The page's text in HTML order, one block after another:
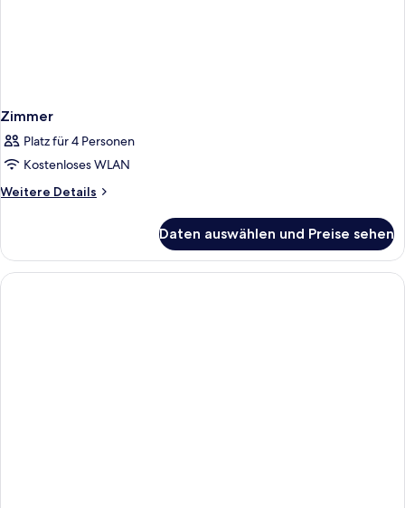
Zimmer
Platz für 4 Personen
Kostenloses WLAN
Weitere Details
Weitere
Daten auswählen und Preise sehen